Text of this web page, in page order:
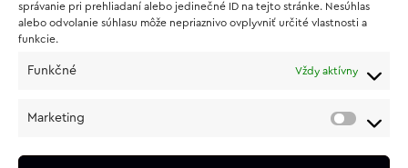
správanie pri prehliadaní alebo jedinečné ID na tejto stránke. Nesúhlas
alebo odvolanie súhlasu môže nepriaznivo ovplyvniť určité vlastnosti a
funkcie.
Funkčné Vždy aktívny
Marketing
O NÁKUPE
Vrátenie a reklamácia tovaru